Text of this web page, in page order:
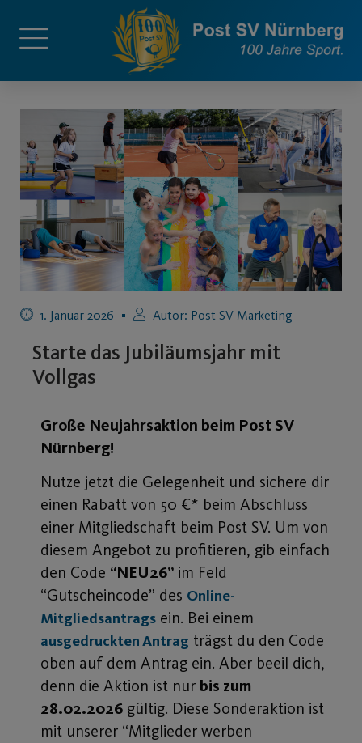
1. Januar 2026 Autor: Post SV Marketing
Starte das Jubiläumsjahr mit
Vollgas
Große Neujahrsaktion beim Post SV
Nürnberg!
Nutze jetzt die Gelegenheit und sichere dir
einen Rabatt von 50 €* beim Abschluss
einer Mitgliedschaft beim Post SV. Um von
diesem Angebot zu profitieren, gib einfach
den Code “NEU26” im Feld
“Gutscheincode” des Online-
Mitgliedsantrags ein. Bei einem
ausgedruckten Antrag trägst du den Code
oben auf dem Antrag ein. Aber beeil dich,
denn die Aktion ist nur bis zum
28.02.2026 gültig. Diese Sonderaktion ist
mit unserer “Mitglieder werben